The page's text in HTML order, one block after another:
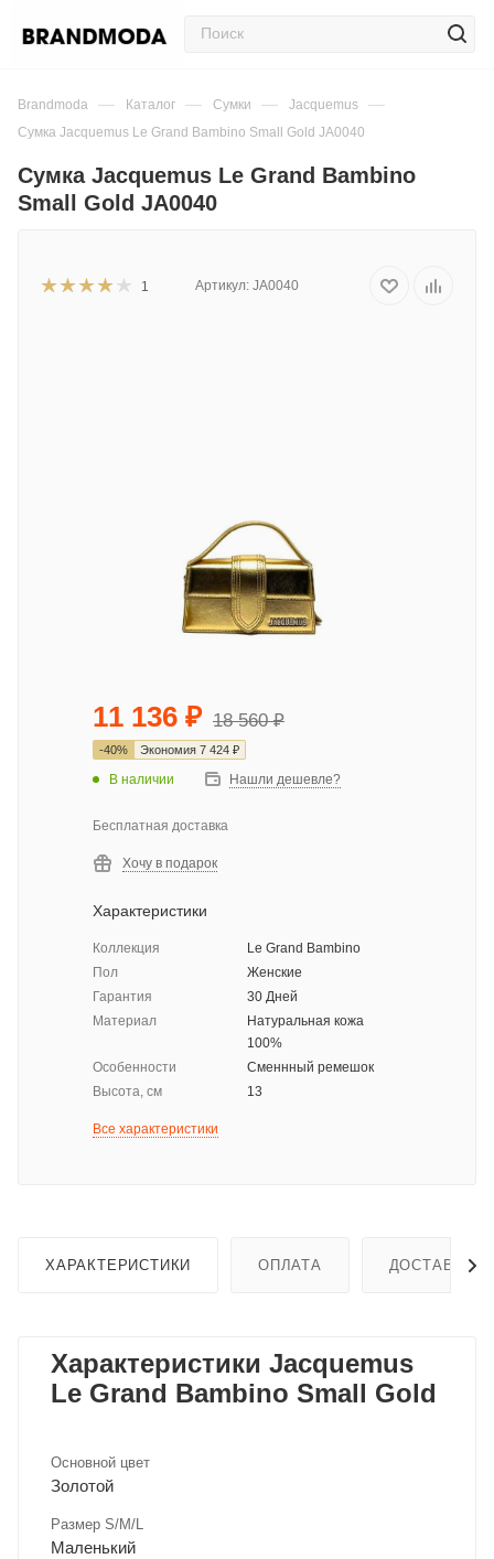
Brandmoda — Каталог — Сумки — Jacquemus —
Сумка Jacquemus Le Grand Bambino Small Gold JA0040
Сумка Jacquemus Le Grand Bambino
Small Gold JA0040
1 Артикул: JA0040
11 136 ₽ 18 560₽
-40% Экономия 7 424 ₽
В наличии Нашли дешевле?
Бесплатная доставка
Хочу в подарок
Характеристики
Коллекция
Le Grand Bambino
Пол
Женские
Гарантия
30 Дней
Материал
Натуральная кожа
100%
Особенности
Сменнный ремешок
Высота, см
13
Все характеристики
ХАРАКТЕРИСТИКИ ОПЛАТА ДОСТАВКА
Характеристики Jacquemus
Le Grand Bambino Small Gold
Основной цвет
Золотой
Размер S/M/L
Маленький